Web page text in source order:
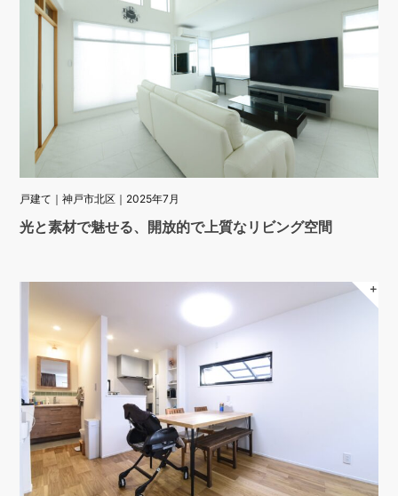
戸建て｜神戸市北区｜2025年7月
光と素材で魅せる、開放的で上質なリビング空間
＋